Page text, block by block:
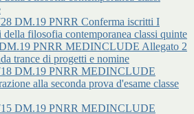
DM.19 PNRR Conferma iscritti I
della filosofia contemporanea classi quinte
PNRR MEDINCLUDE Allegato 2
trance di progetti e nomine
DM.19 PNRR MEDINCLUDE
alla seconda prova d'esame classe
DM.19 PNRR MEDINCLUDE